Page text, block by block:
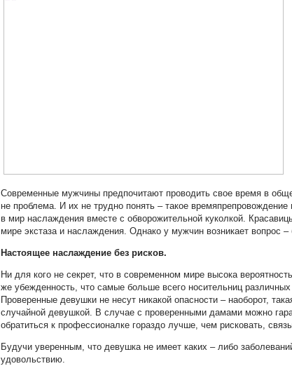
Современные мужчины предпочитают проводить свое время в
не проблема. И их не трудно понять – такое
в мир наслаждения вместе с обворожительной куколкой.
мире экстаза и наслаждения. Однако у мужчин возникает вопрос
Настоящее наслаждение без рисков.
Ни для кого не секрет, что в современном мире высока
же убежденность, что самые больше всего носительниц
Проверенные девушки не несут никакой опасности – наоборот,
случайной девушкой. В случае с проверенными дамами можно
обратиться к профессионалке гораздо лучше, чем рисковать,
Будучи уверенным, что девушка не имеет каких – либо
удовольствию.